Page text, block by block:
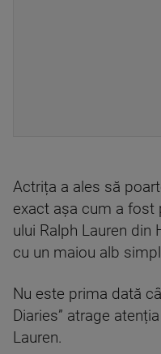
Actrița a ales să
exact așa cum a fost
ului Ralph Lauren
cu un maiou alb
Nu este prima dată
Diaries” atrage
Lauren.